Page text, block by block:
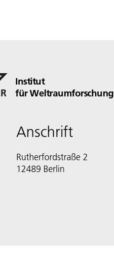
Institut
für Weltraumforschung
Anschrift
Rutherfordstraße 2
12489 Berlin